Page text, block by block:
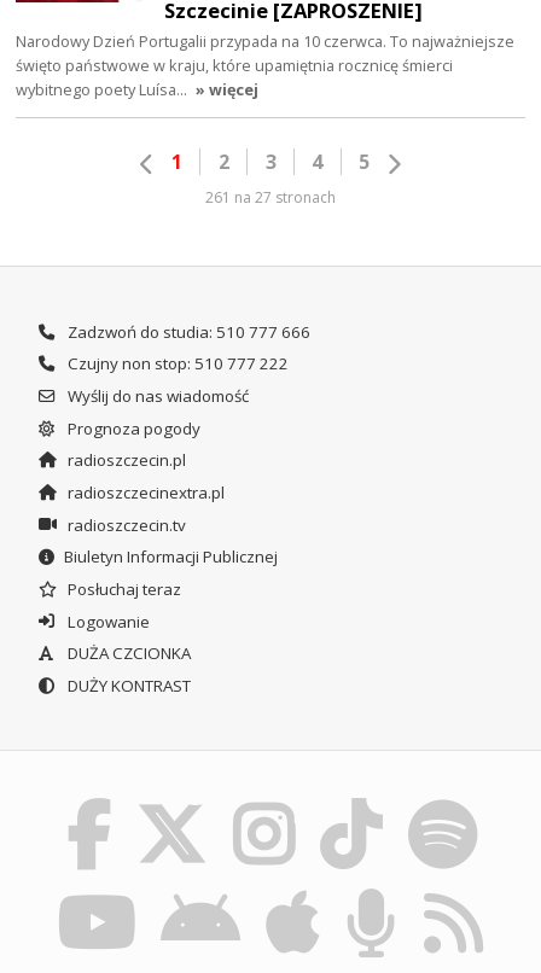
Szczecinie [ZAPROSZENIE]
Narodowy Dzień Portugalii przypada na 10 czerwca. To najważniejsze
święto państwowe w kraju, które upamiętnia rocznicę śmierci
wybitnego poety Luísa… » więcej
1 2 3 4 5
261 na 27 stronach
Zadzwoń do studia: 510 777 666
Czujny non stop: 510 777 222
Wyślij do nas wiadomość
Prognoza pogody
radioszczecin.pl
radioszczecinextra.pl
radioszczecin.tv
Biuletyn Informacji Publicznej
Posłuchaj teraz
Logowanie
DUŻA CZCIONKA
DUŻY KONTRAST